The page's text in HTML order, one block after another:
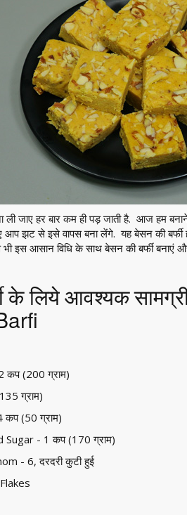
ली जाए हर बार कम ही पड़ जाती है. आज हम
झट से इसे वापस बना लेंगे. यह बेसन की बर्फी
भी इस आसान विधि के साथ बेसन की बर्फी
के लिये आवश्यक
कप (200 ग्राम)
ग्राम)
(50 ग्राम)
Sugar - 1 कप (170 ग्राम)
- 6, दरदरी कुटी हुई